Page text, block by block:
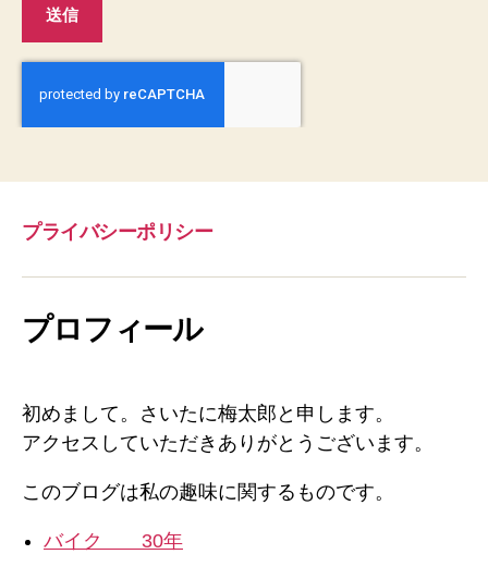
プライバシーポリシー
プロフィール
初めまして。さいたに梅太郎と申します。
アクセスしていただきありがとうございます。
このブログは私の趣味に関するものです。
バイク 30年